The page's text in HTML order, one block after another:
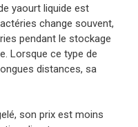
yaourt liquide est
change souvent,
pendant le stockage
Lorsque ce type de
distances, sa
son prix est moins